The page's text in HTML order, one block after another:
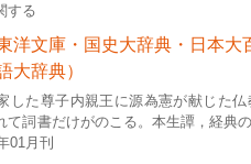
する
東洋文庫・国史大辞典・日本
大辞典）
した尊子内親王に源為憲が献じた
て詞書だけがのこる。本生譚，経典
01月刊